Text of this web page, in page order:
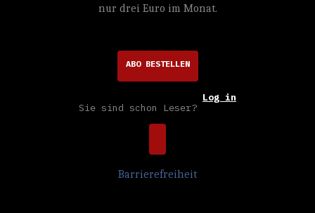
nur drei Euro im Monat.
ABO BESTELLEN
Sie sind schon Leser?
Log in
Barrierefreiheit